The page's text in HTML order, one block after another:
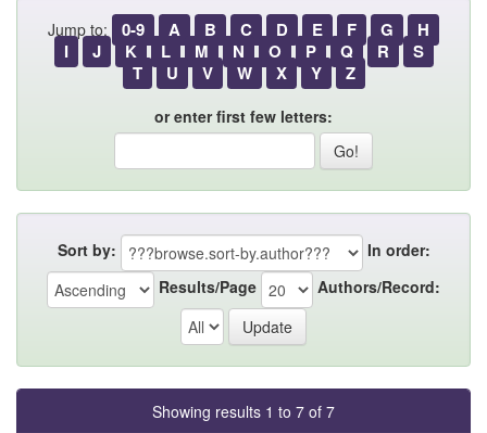
Jump to: 0-9 A B C D E F G
H
I
J K L M N O P Q R
S
T
U V W X Y Z
or enter first few letters:
Sort by:
In order:
Results/Page
Authors/Record:
Showing results 1 to 7 of 7